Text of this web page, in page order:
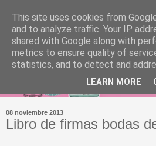
08 noviembre 2013
Libro de firmas bodas
This site uses cookies from
and to analyze traffic. Your IP
shared with Google along with
metrics to ensure quality of
statistics, and to detect and
LEARN MORE